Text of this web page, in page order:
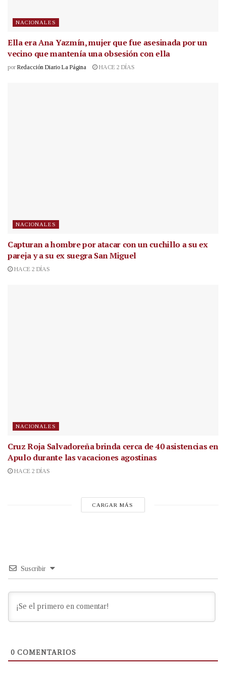
NACIONALES
Ella era Ana Yazmín, mujer que fue asesinada por un
vecino que mantenía una obsesión con ella
por Redacción Diario La Página HACE 2 DÍAS
NACIONALES
Capturan a hombre por atacar con un cuchillo a su ex
pareja y a su ex suegra San Miguel
HACE 2 DÍAS
NACIONALES
Cruz Roja Salvadoreña brinda cerca de 40 asistencias en
Apulo durante las vacaciones agostinas
HACE 2 DÍAS
CARGAR MÁS
Suscribir
0 COMENTARIOS